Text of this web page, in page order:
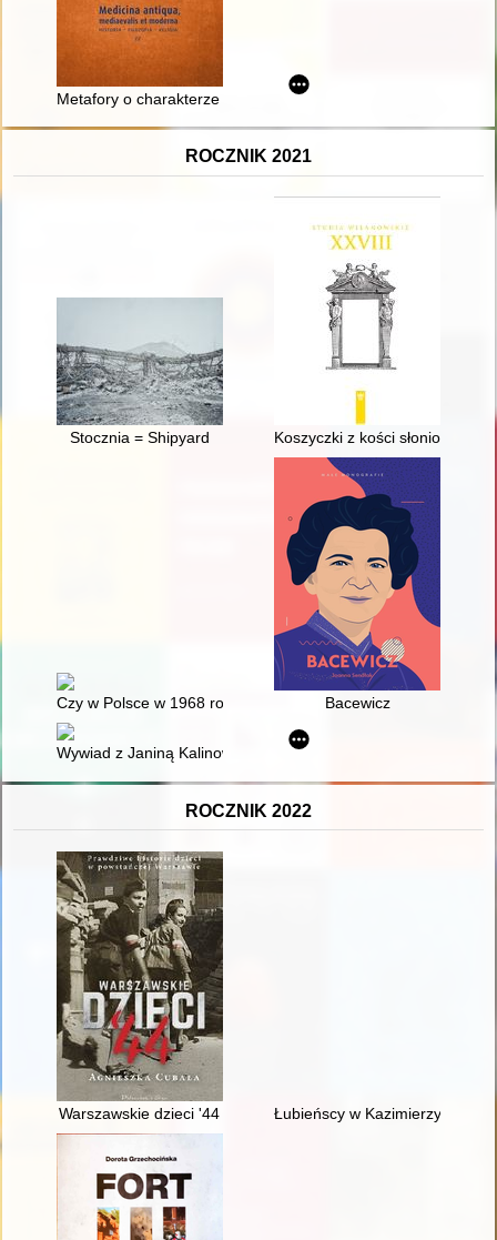
Metafory o charakterze medycznym w listach papieża
ROCZNIK 2021
Stocznia = Shipyard Koszyczki z kości słoniowej z
Czy w Polsce w 1968 roku zjawisko antysemityzmu było
Bacewicz
Wywiad z Janiną Kalinowską : farmaceutką, kierownikiem
ROCZNIK 2022
Warszawskie dzieci '44 Łubieńscy w Kazimierzy